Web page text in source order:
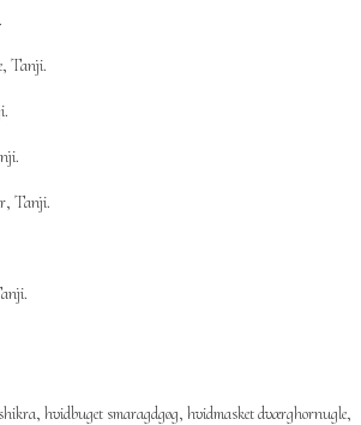
hvidbuget smaragdgøg, hvidmasket dværghornugle,